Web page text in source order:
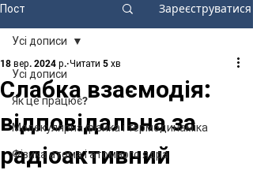
Пост Зареєструватися
Усі дописи
Як це працює?
Молекулярна фізика і термодинаміка
Фізика атома і атомного ядра
Усі дописи
Слабка взаємодія:
відповідальна за
радіоактивний
18 вер. 2024 р. Читати 5 хв